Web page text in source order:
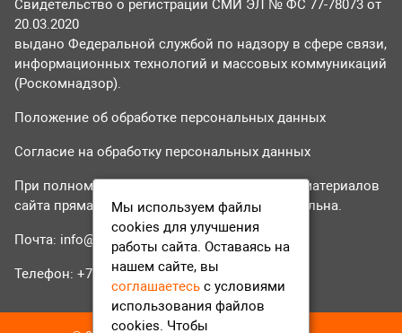
Свидетельство о регистрации СМИ ЭЛ № ФС 77-78073 от
20.03.2020
выдано Федеральной службой по надзору в сфере связи,
информационных технологий и массовых коммуникаций
(Роскомнадзор).
Положение об обработке персональных данных
Согласие на обработку персональных данных
При полном или частичном использовании материалов
сайта прямая гиперссылка на tvr24.tv обязательна.
Почта: info@tvr24.tv
Телефон: +7 (496) 551-04-95
Мы используем файлы
cookies для улучшения
работы сайта. Оставаясь на
нашем сайте, вы
соглашаетесь с условиями
использования файлов
cookies. Чтобы